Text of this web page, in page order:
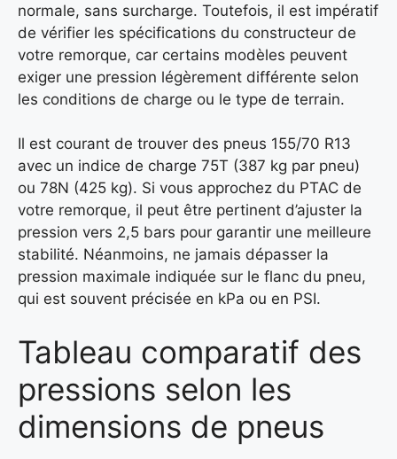
normale, sans surcharge. Toutefois, il est impératif
de vérifier les spécifications du constructeur de
votre remorque, car certains modèles peuvent
exiger une pression légèrement différente selon
les conditions de charge ou le type de terrain.
Il est courant de trouver des pneus 155/70 R13
avec un indice de charge 75T (387 kg par pneu)
ou 78N (425 kg). Si vous approchez du PTAC de
votre remorque, il peut être pertinent d’ajuster la
pression vers 2,5 bars pour garantir une meilleure
stabilité. Néanmoins, ne jamais dépasser la
pression maximale indiquée sur le flanc du pneu,
qui est souvent précisée en kPa ou en PSI.
Tableau comparatif des
pressions selon les
dimensions de pneus